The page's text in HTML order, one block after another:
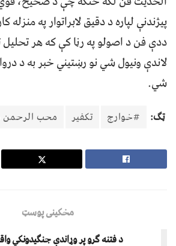
پيژندنې لپاره د دقيق لابراتوار په
ددې فن د اصولو په رڼا کې که هر تحليل
لاندې ونيول شي نو رښتيني خبر به د
شي.
ټګ: #خوارج تکفیر محب
مخکینی پوسټ
د فتنه ګرو پر وړاندې جنګیدونکي